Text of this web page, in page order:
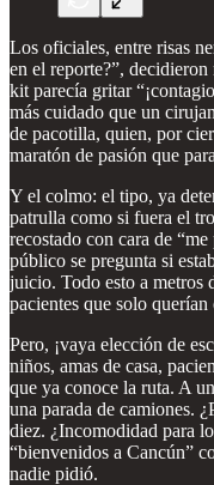
Los oficiales, entre risas
en el reporte?”,
kit parecía gritar
más cuidado que un
de pacotilla, quien, por
maratón de pasión que
Y el colmo: el tipo, ya
patrulla como si fuera el
recostado con cara de
público se pregunta si
juicio. Todo esto a metros
pacientes que solo
Pero, ¡vaya elección de
niños, amas de casa,
que ya conoce la ruta. A
una parada de camiones.
diez. ¿Incomodidad para
“bienvenidos a Cancún”
nadie pidió.